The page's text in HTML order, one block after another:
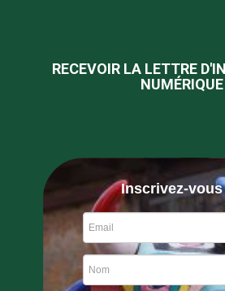
RECEVOIR LA LETTRE
NUMÉRIQUE
Inscrivez-